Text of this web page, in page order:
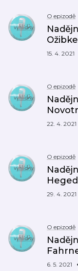
O epizodě
15. 4. 2021
O epizodě
22. 4. 2021
O epizodě
29. 4. 2021
O epizodě
6. 5. 2021